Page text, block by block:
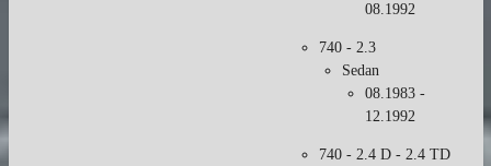
08.1992
740 - 2.3
Sedan
08.1983 -
12.1992
740 - 2.4 D - 2.4 TD